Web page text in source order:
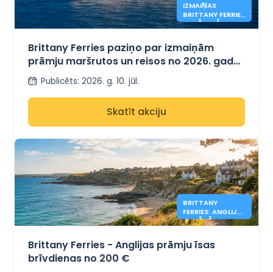
IZMAIŅAS
BRITTANY FERRIES
MARŠRUTĀ
Brittany Ferries paziņo par izmaiņām
prāmju maršrutos un reisos no 2026. gada
rudens
Publicēts: 2026. g. 10. jūl.
Skatīt akciju
BRITTANY
FERRIES: ANGLIJA
PIEDĀVĀJUMI NO
Brittany Ferries - Anglijas prāmju īsas
brīvdienas no 200 €